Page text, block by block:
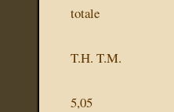
totale
T.H. T.M.
5,05